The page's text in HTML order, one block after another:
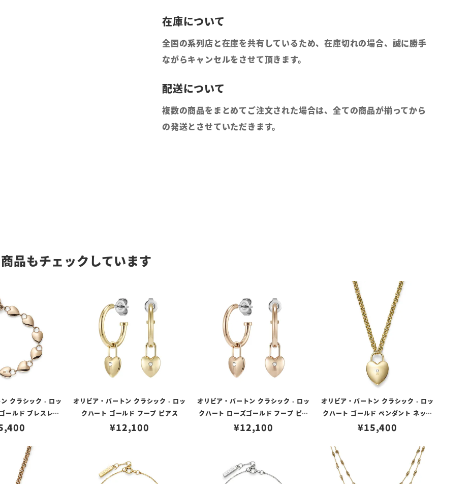
全国の系列店と在庫を共有しているため、在庫切れの場合、誠に勝手
ながらキャンセルをさせて頂きます。
複数の商品をまとめてご注文された場合は、全ての商品が揃ってから
の発送とさせていただきます。
品もチェックしています
クラシック - ロッ
ールド ブレスレッ
ト
オリビア・バートン クラシック - ロッ
クハート ゴールド フープ ピアス
¥12,100
オリビア・バートン クラシック - ロッ
クハート ローズゴールド フープ ピア
ス
¥12,100
オリビア・バートン クラシック - ロッ
クハート ゴールド ペンダント ネック
レス
¥15,400